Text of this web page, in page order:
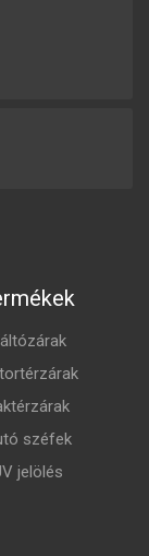
széfek
jelölés